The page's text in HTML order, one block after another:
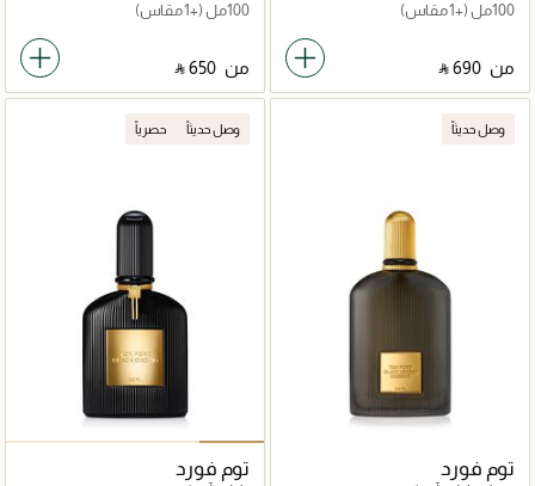
100مل (+1 مقاس)
من ‎ ⃁ ⁦690⁩ ‎
100مل (+1 مقاس)
من ‎ ⃁ ⁦650⁩ ‎
وصل حديثاً
توم فورد
وصل حديثاً حصرياً
توم فورد